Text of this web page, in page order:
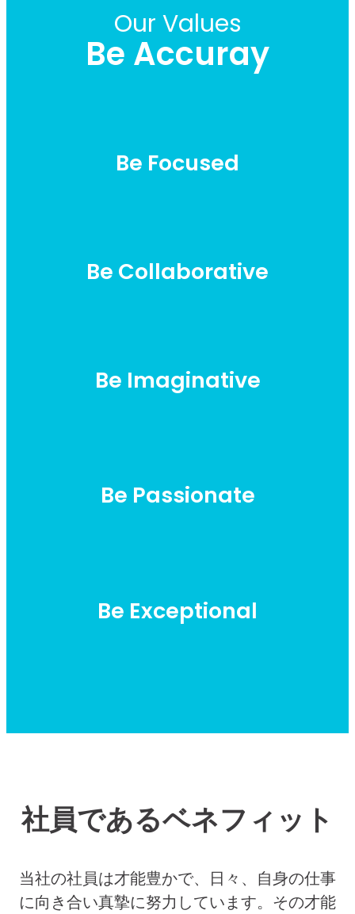
Our Values
Be Accuray
Be Focused
Be Collaborative
Be Imaginative
Be Passionate
Be Exceptional
社員であるベネフィット
当社の社員は才能豊かで、日々、自身の仕事
に向き合い真摯に努力しています。その才能